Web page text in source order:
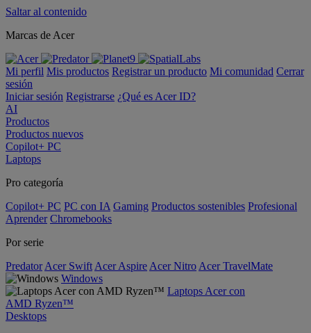
Saltar al contenido
Marcas de Acer
Mi perfil Mis productos Registrar un producto Mi comunidad Cerrar
sesión
Iniciar sesión Registrarse ¿Qué es Acer ID?
AI
Productos
Productos nuevos
Copilot+ PC
Laptops
Pro categoría
Copilot+ PC PC con IA Gaming Productos sostenibles Profesional
Aprender Chromebooks
Por serie
Predator Acer Swift Acer Aspire Acer Nitro Acer TravelMate
Windows
Laptops Acer con
AMD Ryzen™
Desktops